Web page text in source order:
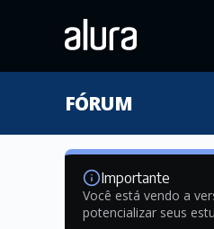
FÓRUM
Importante
Você está vendo a
potencializar seus